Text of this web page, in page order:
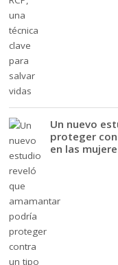
Un nuevo
proteger
en las